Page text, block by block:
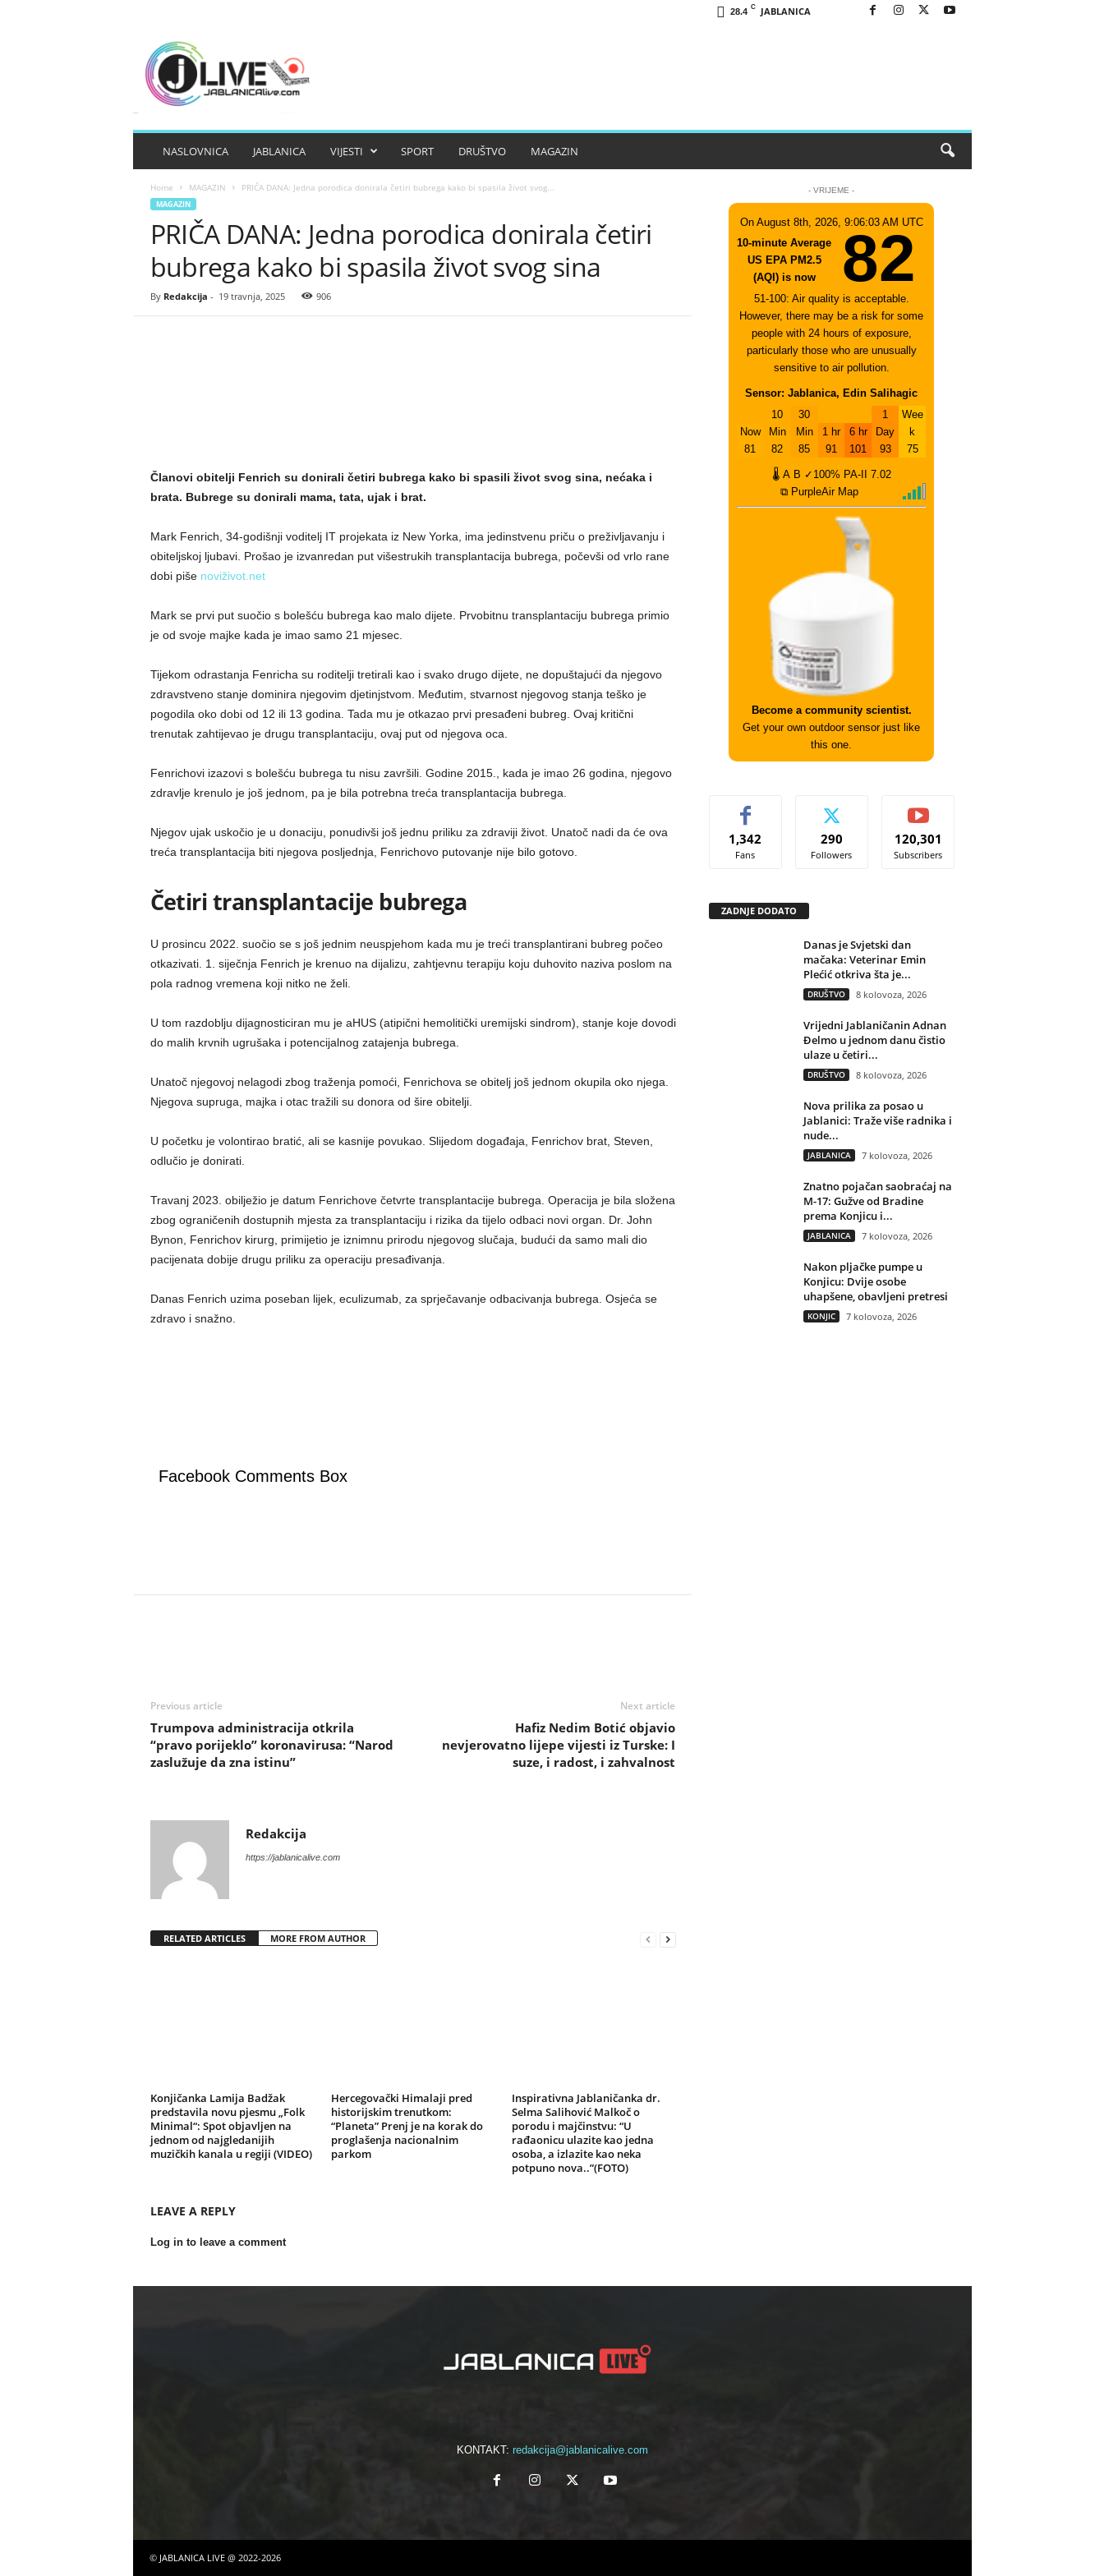
28.4 C JABLANICA
NASLOVNICA JABLANICA VIJESTI SPORT DRUŠTVO MAGAZIN
Home MAGAZIN PRIČA DANA: Jedna porodica donirala četiri bubrega kako bi spasila život svog...
MAGAZIN
PRIČA DANA: Jedna porodica donirala četiri
bubrega kako bi spasila život svog sina
By Redakcija - 19 travnja, 2025 906
Članovi obitelji Fenrich su donirali četiri bubrega kako bi spasili život svog sina, nećaka i
brata. Bubrege su donirali mama, tata, ujak i brat.
Mark Fenrich, 34-godišnji voditelj IT projekata iz New Yorka, ima jedinstvenu priču o preživljavanju i
obiteljskoj ljubavi. Prošao je izvanredan put višestrukih transplantacija bubrega, počevši od vrlo rane
dobi piše noviživot.net
Mark se prvi put suočio s bolešću bubrega kao malo dijete. Prvobitnu transplantaciju bubrega primio
je od svoje majke kada je imao samo 21 mjesec.
Tijekom odrastanja Fenricha su roditelji tretirali kao i svako drugo dijete, ne dopuštajući da njegovo
zdravstveno stanje dominira njegovim djetinjstvom. Međutim, stvarnost njegovog stanja teško je
pogodila oko dobi od 12 ili 13 godina. Tada mu je otkazao prvi presađeni bubreg. Ovaj kritični
trenutak zahtijevao je drugu transplantaciju, ovaj put od njegova oca.
Fenrichovi izazovi s bolešću bubrega tu nisu završili. Godine 2015., kada je imao 26 godina, njegovo
zdravlje krenulo je još jednom, pa je bila potrebna treća transplantacija bubrega.
Njegov ujak uskočio je u donaciju, ponudivši još jednu priliku za zdraviji život. Unatoč nadi da će ova
treća transplantacija biti njegova posljednja, Fenrichovo putovanje nije bilo gotovo.
Četiri transplantacije bubrega
U prosincu 2022. suočio se s još jednim neuspjehom kada mu je treći transplantirani bubreg počeo
otkazivati. 1. siječnja Fenrich je krenuo na dijalizu, zahtjevnu terapiju koju duhovito naziva poslom na
pola radnog vremena koji nitko ne želi.
U tom razdoblju dijagnosticiran mu je aHUS (atipični hemolitički uremijski sindrom), stanje koje dovodi
do malih krvnih ugrušaka i potencijalnog zatajenja bubrega.
Unatoč njegovoj nelagodi zbog traženja pomoći, Fenrichova se obitelj još jednom okupila oko njega.
Njegova supruga, majka i otac tražili su donora od šire obitelji.
U početku je volontirao bratić, ali se kasnije povukao. Slijedom događaja, Fenrichov brat, Steven,
odlučio je donirati.
Travanj 2023. obilježio je datum Fenrichove četvrte transplantacije bubrega. Operacija je bila složena
zbog ograničenih dostupnih mjesta za transplantaciju i rizika da tijelo odbaci novi organ. Dr. John
Bynon, Fenrichov kirurg, primijetio je iznimnu prirodu njegovog slučaja, budući da samo mali dio
pacijenata dobije drugu priliku za operaciju presađivanja.
Danas Fenrich uzima poseban lijek, eculizumab, za sprječavanje odbacivanja bubrega. Osjeća se
zdravo i snažno.
Facebook Comments Box
Previous article
Trumpova administracija otkrila
“pravo porijeklo” koronavirusa: “Narod
zaslužuje da zna istinu”
Next article
Hafiz Nedim Botić objavio
nevjerovatno lijepe vijesti iz Turske: I
suze, i radost, i zahvalnost
Redakcija
https://jablanicalive.com
RELATED ARTICLES MORE FROM AUTHOR
Konjičanka Lamija Badžak
predstavila novu pjesmu „Folk
Minimal“: Spot objavljen na
jednom od najgledanijih
muzičkih kanala u regiji (VIDEO)
Hercegovački Himalaji pred
historijskim trenutkom:
“Planeta” Prenj je na korak do
proglašenja nacionalnim
parkom
Inspirativna Jablaničanka dr.
Selma Salihović Malkoč o
porodu i majčinstvu: “U
rađaonicu ulazite kao jedna
osoba, a izlazite kao neka
potpuno nova..”(FOTO)
LEAVE A REPLY
Log in to leave a comment
- VRIJEME -
On August 8th, 2026, 9:06:03 AM UTC
10-minute Average
US EPA PM2.5
(AQI) is now
82
51-100: Air quality is acceptable.
However, there may be a risk for some
people with 24 hours of exposure,
particularly those who are unusually
sensitive to air pollution.
Sensor: Jablanica, Edin Salihagic
Now
81
10
Min
82
30
Min
85
1 hr
91
6 hr
101
1
Day
93
Wee
k
75
🌡 A B ✓100% PA-II
7.02
⧉ PurpleAir Map
Become a community scientist.
Get your own outdoor sensor just like
this one.
1,342
Fans
290
Followers
120,301
Subscribers
ZADNJE DODATO
Danas je Svjetski dan
mačaka: Veterinar Emin
Plećić otkriva šta je...
DRUŠTVO 8 kolovoza, 2026
Vrijedni Jablaničanin Adnan
Đelmo u jednom danu čistio
ulaze u četiri...
DRUŠTVO 8 kolovoza, 2026
Nova prilika za posao u
Jablanici: Traže više radnika i
nude...
JABLANICA 7 kolovoza, 2026
Znatno pojačan saobraćaj na
M-17: Gužve od Bradine
prema Konjicu i...
JABLANICA 7 kolovoza, 2026
Nakon pljačke pumpe u
Konjicu: Dvije osobe
uhapšene, obavljeni pretresi
KONJIC 7 kolovoza, 2026
KONTAKT: redakcija@jablanicalive.com
© JABLANICA LIVE @ 2022-2026